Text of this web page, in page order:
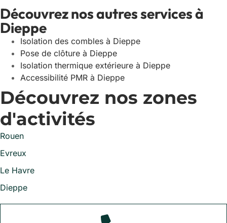
Découvrez nos autres services à
Dieppe
Isolation des combles à Dieppe
Pose de clôture à Dieppe
Isolation thermique extérieure à Dieppe
Accessibilité PMR à Dieppe
Découvrez nos zones
d'activités
Rouen
Evreux
Le Havre
Dieppe